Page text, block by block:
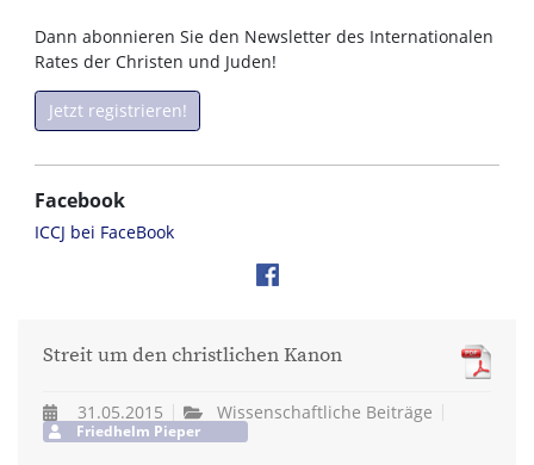
Dann abonnieren Sie den Newsletter des Internationalen
Rates der Christen und Juden!
Jetzt registrieren!
Facebook
ICCJ bei FaceBook
Streit um den christlichen Kanon
31.05.2015 Wissenschaftliche Beiträge
Friedhelm Pieper